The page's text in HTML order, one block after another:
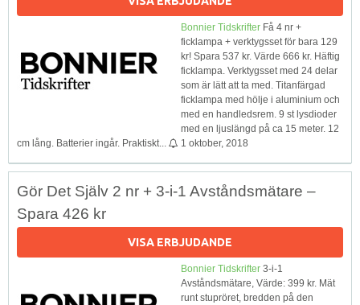
Bonnier Tidskrifter Få 4 nr +
ficklampa + verktygsset för bara 129
kr! Spara 537 kr. Värde 666 kr. Häftig
ficklampa. Verktygsset med 24 delar
som är lätt att ta med. Titanfärgad
ficklampa med hölje i aluminium och
med en handledsrem. 9 st lysdioder
med en ljuslängd på ca 15 meter. 12
cm lång. Batterier ingår. Praktiskt...
1 oktober, 2018
Gör Det Själv 2 nr + 3-i-1 Avståndsmätare –
Spara 426 kr
VISA ERBJUDANDE
Bonnier Tidskrifter 3-i-1
Avståndsmätare, Värde: 399 kr. Mät
runt stupröret, bredden på den